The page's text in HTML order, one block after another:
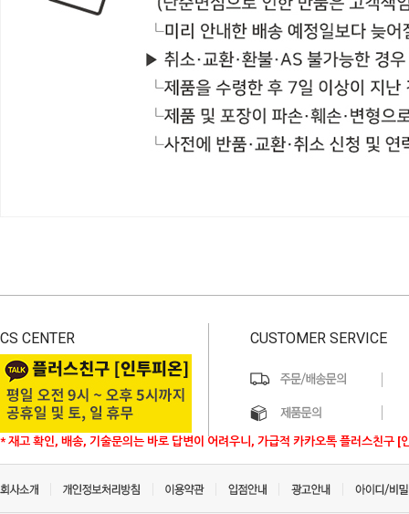
CS CENTER
* 재고 확인, 배송, 기술문의는 바로 답변이 어려우니, 가급적 카카오톡 플러스친구 [
CUSTOMER SERVICE